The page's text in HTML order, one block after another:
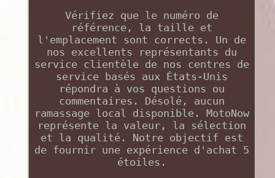
Vérifiez que le numéro de
référence, la taille et
l'emplacement sont corrects. Un de
nos excellents représentants du
service clientèle de nos centres de
service basés aux États-Unis
répondra à vos questions ou
commentaires. Désolé, aucun
ramassage local disponible. MotoNow
représente la valeur, la sélection
et la qualité. Notre objectif est
de fournir une expérience d'achat 5
étoiles.